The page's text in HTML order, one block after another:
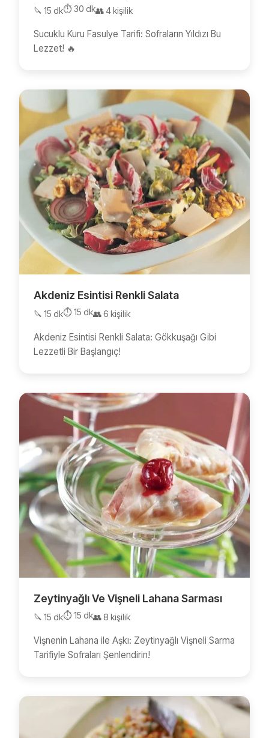
🔪 15 dk⏱️ 30 dk👥 4 kişilik
Sucuklu Kuru Fasulye Tarifi: Sofraların Yıldızı Bu
Lezzet! 🔥
Akdeniz Esintisi Renkli Salata
🔪 15 dk⏱️ 15 dk👥 6 kişilik
Akdeniz Esintisi Renkli Salata: Gökkuşağı Gibi
Lezzetli Bir Başlangıç!
Zeytinyağlı Ve Vişneli Lahana Sarması
🔪 15 dk⏱️ 15 dk👥 8 kişilik
Vişnenin Lahana ile Aşkı: Zeytinyağlı Vişneli Sarma
Tarifiyle Sofraları Şenlendirin!